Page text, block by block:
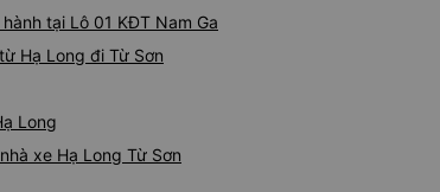
tại Lô 01 KĐT Nam Ga
Hạ Long đi Từ Sơn
Long
xe Hạ Long Từ Sơn